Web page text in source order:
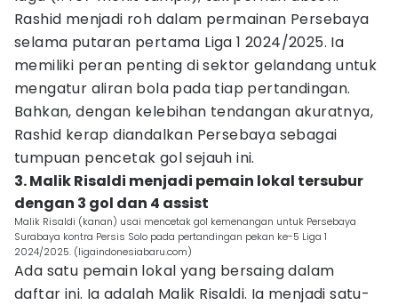
Rashid menjadi roh dalam permainan Persebaya
selama putaran pertama Liga 1 2024/2025. Ia
memiliki peran penting di sektor gelandang untuk
mengatur aliran bola pada tiap pertandingan.
Bahkan, dengan kelebihan tendangan akuratnya,
Rashid kerap diandalkan Persebaya sebagai
tumpuan pencetak gol sejauh ini.
3. Malik Risaldi menjadi pemain lokal tersubur
dengan 3 gol dan 4 assist
Malik Risaldi (kanan) usai mencetak gol kemenangan untuk Persebaya
Surabaya kontra Persis Solo pada pertandingan pekan ke-5 Liga 1
2024/2025. (ligaindonesiabaru.com)
Ada satu pemain lokal yang bersaing dalam
daftar ini. Ia adalah Malik Risaldi. Ia menjadi satu-